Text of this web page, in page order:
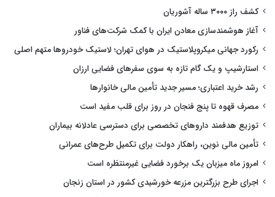
کشف راز ۳۰۰۰ ساله آشوریان
آغاز هوشمندسازی معادن ایران با کمک شرکت‌های فناور
رکورد جهانی میکروپلاستیک در هوای تهران؛ لاستیک خودروها متهم اصلی
استارشیپ و یک گام تازه به سوی سفرهای فضایی ارزان
رشد خرید اعتباری؛ مسیر جدید تأمین مالی خانوارها
مصرف قهوه تا پنج فنجان در روز برای قلب مفید است
توزیع هدفمند داروهای تخصصی برای دسترسی عادلانه بیماران
تأمین مالی نوین، راهکار دولت برای تکمیل طرح‌های عمرانی
امروز ماه میزبان یک برخورد فضایی غیرمنتظره است
اجرای طرح بزرگترین مزرعه خورشیدی کشور در استان زنجان